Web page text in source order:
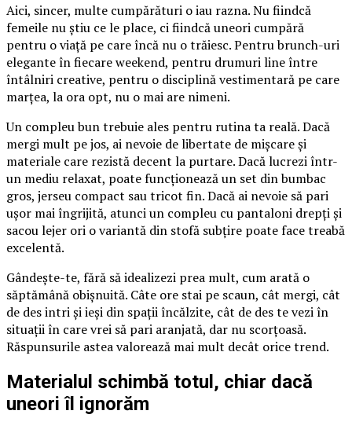
Aici, sincer, multe cumpărături o iau razna. Nu fiindcă
femeile nu știu ce le place, ci fiindcă uneori cumpără
pentru o viață pe care încă nu o trăiesc. Pentru brunch-uri
elegante în fiecare weekend, pentru drumuri line între
întâlniri creative, pentru o disciplină vestimentară pe care
marțea, la ora opt, nu o mai are nimeni.
Un compleu bun trebuie ales pentru rutina ta reală. Dacă
mergi mult pe jos, ai nevoie de libertate de mișcare și
materiale care rezistă decent la purtare. Dacă lucrezi într-
un mediu relaxat, poate funcționează un set din bumbac
gros, jerseu compact sau tricot fin. Dacă ai nevoie să pari
ușor mai îngrijită, atunci un compleu cu pantaloni drepți și
sacou lejer ori o variantă din stofă subțire poate face treabă
excelentă.
Gândește-te, fără să idealizezi prea mult, cum arată o
săptămână obișnuită. Câte ore stai pe scaun, cât mergi, cât
de des intri și ieși din spații încălzite, cât de des te vezi în
situații în care vrei să pari aranjată, dar nu scorțoasă.
Răspunsurile astea valorează mai mult decât orice trend.
Materialul schimbă totul, chiar dacă
uneori îl ignorăm